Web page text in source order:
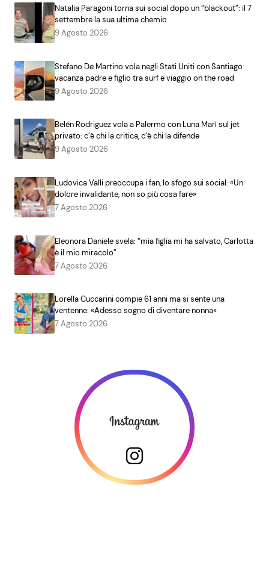
Natalia Paragoni torna sui social dopo un “blackout”: il 7
settembre la sua ultima chemio
9 Agosto 2026
Stefano De Martino vola negli Stati Uniti con Santiago:
vacanza padre e figlio tra surf e viaggio on the road
9 Agosto 2026
Belén Rodriguez vola a Palermo con Luna Marì sul jet
privato: c’è chi la critica, c’è chi la difende
9 Agosto 2026
Ludovica Valli preoccupa i fan, lo sfogo sui social: «Un
dolore invalidante, non so più cosa fare»
7 Agosto 2026
Eleonora Daniele svela: “mia figlia mi ha salvato, Carlotta
è il mio miracolo”
7 Agosto 2026
Lorella Cuccarini compie 61 anni ma si sente una
ventenne: «Adesso sogno di diventare nonna»
7 Agosto 2026